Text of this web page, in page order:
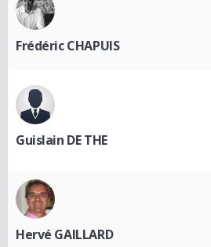
Frédéric CHAPUIS
Guislain DE THE
Hervé GAILLARD